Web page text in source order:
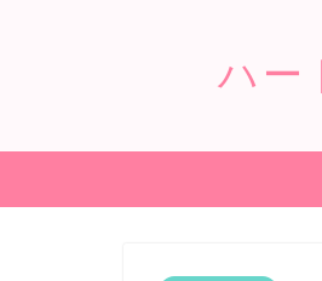
ハー